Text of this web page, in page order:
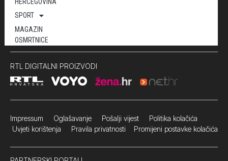
SPORT
MAGAZIN
OSMRTNICE
RTL DIGITALNI PROIZVODI
Impressum Oglašavanje Pošalji vijest Politika kolačića
Uvjeti korištenja Pravila privatnosti Promijeni postavke kolačića